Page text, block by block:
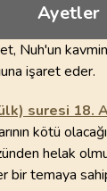
Ayetler
Nuh'un
işaret eder.
suresi 18.
kötü
helak
bir temaya